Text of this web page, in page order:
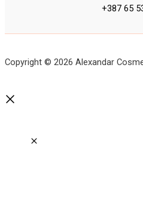
+387 65
Copyright © 2026 Alexandar